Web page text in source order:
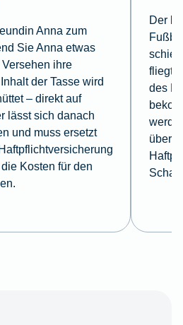
Anna zum
Sie Anna etwas
ihre
der Tasse wird
– direkt auf
lässt sich danach
und muss ersetzt
Kosten für den
Der
fliegt
des